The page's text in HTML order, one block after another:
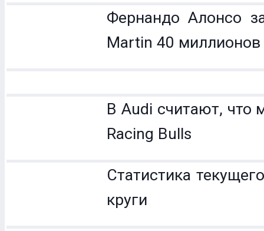
Фернандо Алонсо
Martin 40 миллионов
В Audi считают, что
Racing Bulls
Статистика
круги